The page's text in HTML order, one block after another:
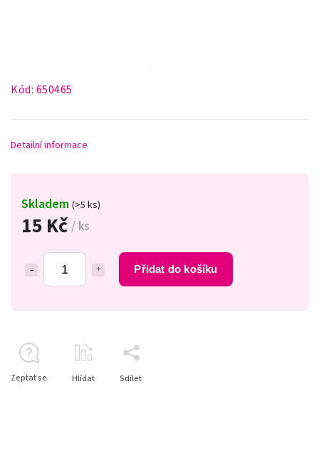
Kód: 650465
15 Kč/ ks
Přidat do košíku
Skladem (>5 ks)
Detailní informace
Zeptat se Hlídat Sdílet